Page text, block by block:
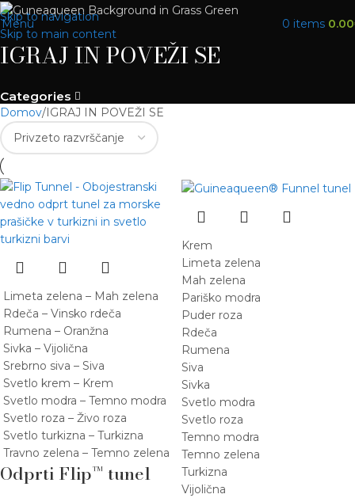
Skip to navigation
Skip to main content
Menu 0 items 0.00
IGRAJ IN POVEŽI SE
Categories
Domov IGRAJ IN POVEŽI SE
Limeta zelena – Mah zelena
Rdeča – Vinsko rdeča
Rumena – Oranžna
Sivka – Vijolična
Srebrno siva – Siva
Svetlo krem – Krem
Svetlo modra – Temno modra
Svetlo roza – Živo roza
Svetlo turkizna – Turkizna
Travno zelena – Temno zelena
Odprti Flip™ tunel
Krem
Limeta zelena
Mah zelena
Pariško modra
Puder roza
Rdeča
Rumena
Siva
Sivka
Svetlo modra
Svetlo roza
Temno modra
Temno zelena
Turkizna
Vijolična